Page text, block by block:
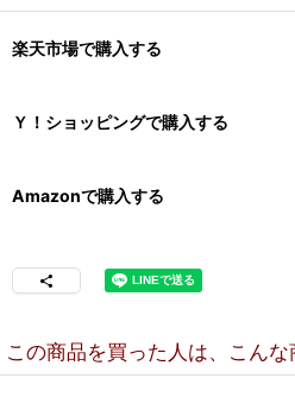
楽天市場で購入する
Ｙ！ショッピングで購入する
Amazonで購入する
この商品を買った人は、こん